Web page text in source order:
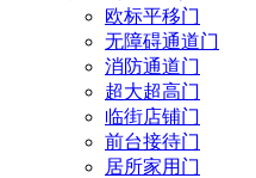
欧标平移门
无障碍通道门
消防通道门
超大超高门
临街店铺门
前台接待门
居所家用门